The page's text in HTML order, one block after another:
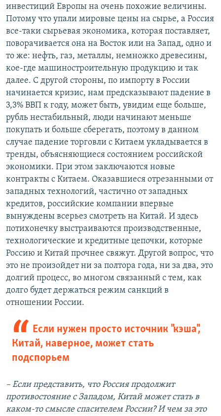
инвестиций Европы на очень похожие величины.
Потому что упали мировые цены на сырье, а Россия
все-таки сырьевая экономика, которая поставляет,
поворачивается она на Восток или на Запад, одно и
то же: нефть, газ, металлы, немножко древесины,
кое-где машиностроительную продукцию и так
далее. С другой стороны, по импорту в России
начинается кризис, нам предсказывают падение в
3,3% ВВП к году, может быть, увидим еще больше,
рубль нестабильный, люди начинают меньше
покупать и больше сберегать, поэтому в данном
случае падение торговли с Китаем укладывается в
тренды, объясняющиеся состоянием российской
экономики. При этом заключаются новые
контракты с Китаем. Оказавшиеся отрезанными от
западных технологий, частично от западных
кредитов, российские компании впервые
вынуждены всерьез смотреть на Китай. И здесь
потихонечку выстраиваются производственные,
технологические и кредитные цепочки, которые
Россию и Китай прочнее свяжут. Другой вопрос, что
это не произойдет ни за полтора года, ни за два, это
долгий процесс, во многом связанный с тем, как
долго будет держаться режим санкций в
отношении России.
Если нужен просто источник "кэша",
Китай, наверное, может стать
подспорьем
– Если представить, что Россия продолжит
противостояние с Западом, Китай может стать в
каком-то смысле спасителем России? И чем за это